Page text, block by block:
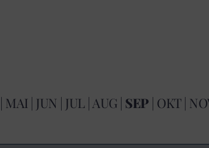
MAI | JUN | JUL |AUG | SEP | OKT|